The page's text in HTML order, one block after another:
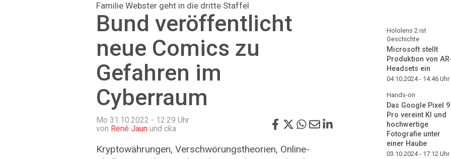
DAB+ Professional AV &
Professional AV &
Familie Webster geht in die dritte Staffel
Bund veröffentlicht
neue Comics zu
Gefahren im
Cyberraum
Mo 31.10.2022 - 12:29 Uhr
von René Jaun und cka
Kryptowährungen, Verschwörungstheorien, Online-
Hololens 2 ist
Geschichte
Microsoft stellt
Produktion von
Headsets ein
04.10.2024 - 14:46 Uhr
Hands-on
Das Google Pixel 9
Pro vereint KI und
hochwertige
Fotografie unter
einer Haube
03.10.2024 - 17:12 Uhr